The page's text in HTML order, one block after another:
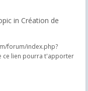
in Création de
forum/index.php?
ce lien pourra t'apporter